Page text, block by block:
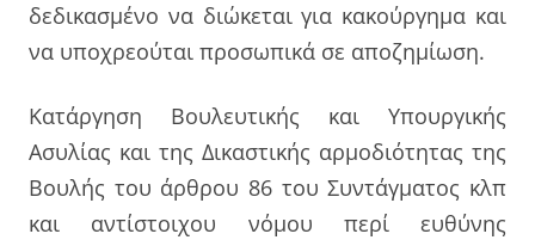
δεδικασμένο να διώκεται για κακούργημα και
να υποχρεούται προσωπικά σε αποζημίωση.
Κατάργηση Βουλευτικής και Υπουργικής
Ασυλίας και της Δικαστικής αρμοδιότητας της
Βουλής του άρθρου 86 του Συντάγματος κλπ
και αντίστοιχου νόμου περί ευθύνης